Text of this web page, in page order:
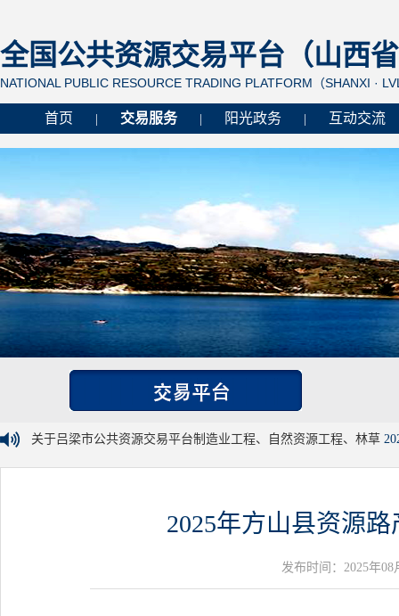
全国公共资源交易平台（山西
NATIONAL PUBLIC RESOURCE TRADING PLATFORM（SHANXI ·
首页 交易服务 阳光政务 互动交流
关于吕梁市公共资源交易平台制造业工程、自然资源工程、林草
2025年方山县资源
发布时间：2025年08